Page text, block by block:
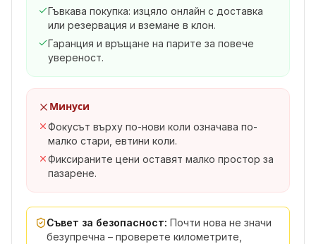
Гъвкава покупка: изцяло онлайн с доставка
или резервация и вземане в клон.
Гаранция и връщане на парите за повече
увереност.
Минуси
Фокусът върху по-нови коли означава по-
малко стари, евтини коли.
Фиксираните цени оставят малко простор за
пазарене.
Съвет за безопасност: Почти нова не значи
безупречна – проверете километрите,